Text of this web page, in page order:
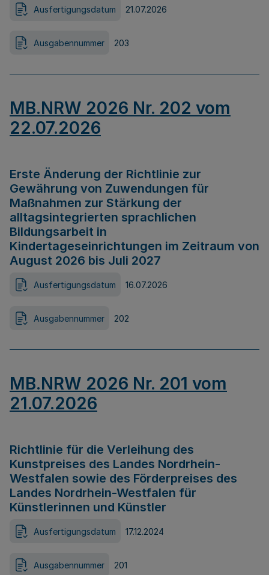
Ausfertigungsdatum 21.07.2026
Ausgabennummer 203
MB.NRW 2026 Nr. 202 vom
22.07.2026
Erste Änderung der Richtlinie zur
Gewährung von Zuwendungen für
Maßnahmen zur Stärkung der
alltagsintegrierten sprachlichen
Bildungsarbeit in
Kindertageseinrichtungen im Zeitraum von
August 2026 bis Juli 2027
Ausfertigungsdatum 16.07.2026
Ausgabennummer 202
MB.NRW 2026 Nr. 201 vom
21.07.2026
Richtlinie für die Verleihung des
Kunstpreises des Landes Nordrhein-
Westfalen sowie des Förderpreises des
Landes Nordrhein-Westfalen für
Künstlerinnen und Künstler
Ausfertigungsdatum 17.12.2024
Ausgabennummer 201